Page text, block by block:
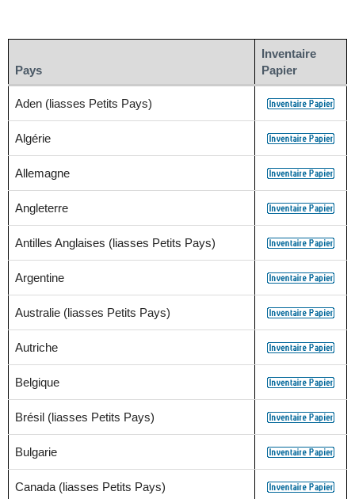
Pays
Inventaire
Papier
Aden (liasses Petits Pays)
Algérie
Allemagne
Angleterre
Antilles Anglaises (liasses Petits Pays)
Argentine
Australie (liasses Petits Pays)
Autriche
Belgique
Brésil (liasses Petits Pays)
Bulgarie
Canada (liasses Petits Pays)